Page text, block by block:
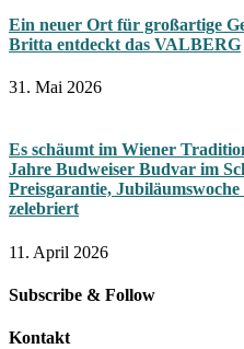
Ein neuer Ort für großartige
Britta entdeckt das VALBERG
31. Mai 2026
Es schäumt im Wiener
Jahre Budweiser Budvar im
Preisgarantie,
zelebriert
11. April 2026
Subscribe & Follow
Kontakt